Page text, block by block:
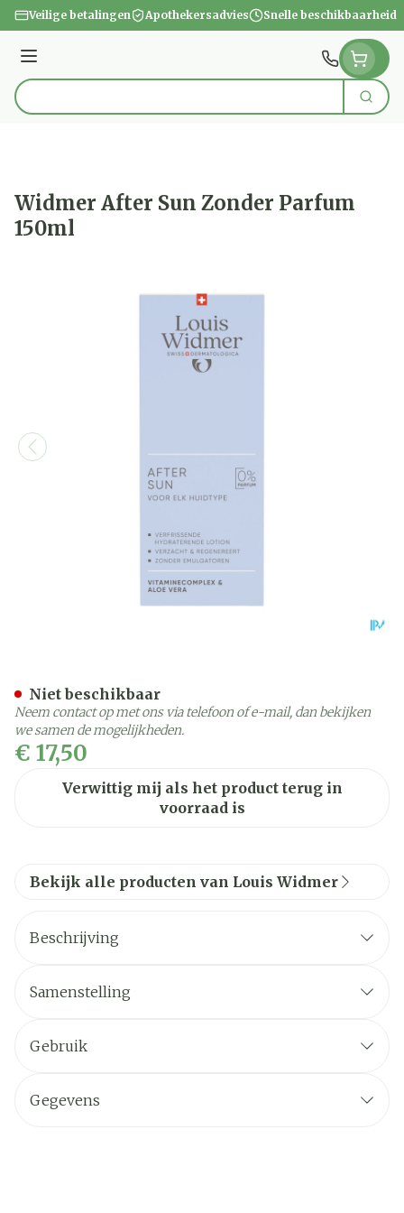
Ga naar de inhoud
Veilige betalingen Apothekersadvies Snelle beschikbaarheid
Menu
Product, merk, categorie... Zoek
Widmer After Sun Zonder Parfum
150ml
€ 17,50
Verwittig mij als het product terug in
voorraad is
Niet beschikbaar
Neem contact op met ons via telefoon of e-mail, dan bekijken
we samen de mogelijkheden.
Bekijk alle producten van Louis Widmer
Beschrijving
Samenstelling
Gebruik
Gegevens